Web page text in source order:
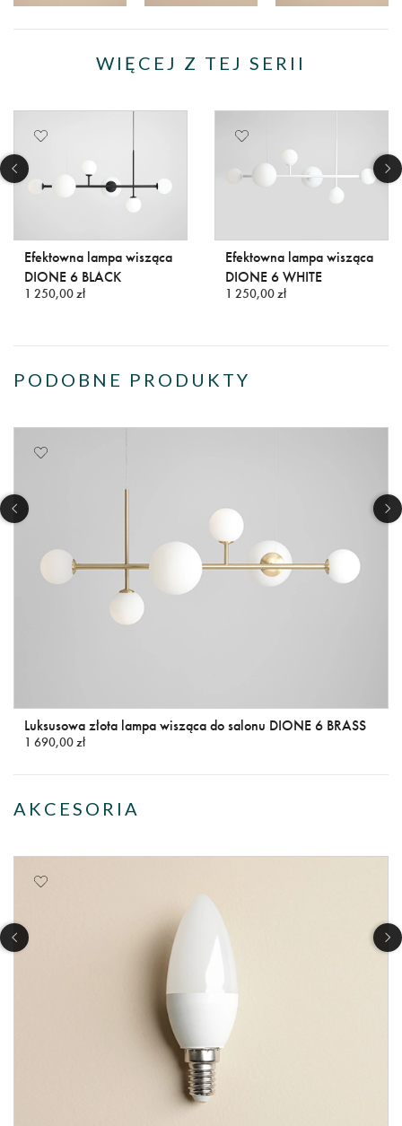
WIĘCEJ Z TEJ SERII
Efektowna lampa wisząca
DIONE 6 BLACK
1 250,00 zł
Efektowna lampa wisząca
DIONE 6 WHITE
1 250,00 zł
PODOBNE PRODUKTY
Luksusowa złota lampa wisząca do salonu DIONE 6 BRASS
1 690,00 zł
AKCESORIA